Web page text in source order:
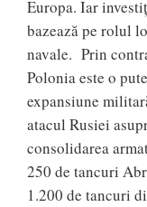
Europa. Iar
bazează pe rolul
navale. Prin
Polonia este o
expansiune
atacul Rusiei
consolidarea
250 de tancuri
1.200 de tancuri